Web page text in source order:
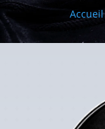
Accueil